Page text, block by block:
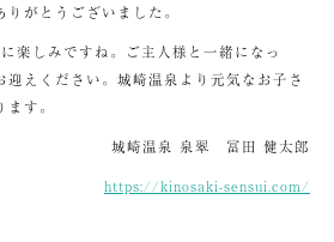
がとうございました。
楽しみですね。ご主人様と一緒になっ
迎えください。城崎温泉より元気なお子さ
す。
城崎温泉 泉翠 冨田 健太郎
https://kinosaki-sensui.com/